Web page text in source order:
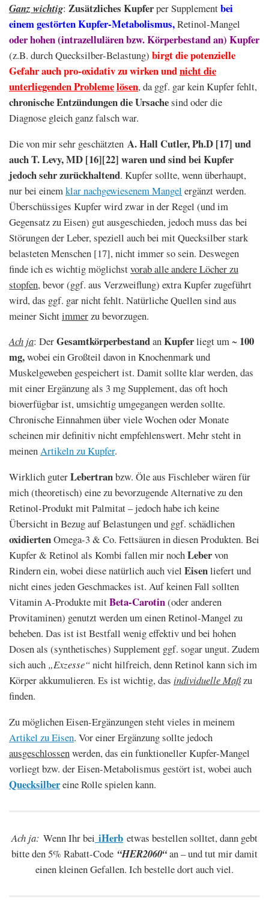
Ganz wichtig: Zusätzliches Kupferper Supplementbei
einem gestörten Kupfer-Metabolismus,Retinol-Mangel
oder hohen (intrazellulären bzw. Körperbestand an) Kupfer
(z.B. durch Quecksilber-Belastung) birgt die potenzielle
Gefahr auch pro-oxidativ zu wirken undnicht die
unterliegenden Problemelösen, da ggf. gar kein Kupfer fehlt,
chronische Entzündungen die Ursachesind oder die
Diagnose gleich ganz falsch war.
Die von mir sehr geschätzten A. Hall Cutler, Ph.D [17] und
auch T. Levy, MD [16][22] waren und sind bei Kupfer
jedoch sehr zurückhaltend. Kupfer sollte, wenn überhaupt,
nur bei einemklar nachgewiesenem Mangel ergänzt werden.
Überschüssiges Kupfer wird zwar in der Regel (und im
Gegensatz zu Eisen) gut ausgeschieden, jedoch muss das bei
Störungen der Leber, speziell auch bei mit Quecksilber stark
belasteten Menschen [17], nicht immer so sein. Deswegen
finde ich es wichtig möglichstvorab alle andere Löcher zu
stopfen, bevor (ggf. aus Verzweiflung) extra Kupfer zugeführt
wird, das ggf. gar nicht fehlt. Natürliche Quellen sind aus
meiner Sichtimmerzu bevorzugen.
Ach ja: DerGesamtkörperbestandanKupferliegt um ~ 100
mg,wobei ein Großteil davon in Knochenmark und
Muskelgeweben gespeichert ist. Damit sollte klar werden, das
mit einer Ergänzung als 3 mg Supplement, das oft hoch
bioverfügbar ist, umsichtig umgegangen werden sollte.
Chronische Einnahmen über viele Wochen oder Monate
scheinen mir definitiv nicht empfehlenswert. Mehr steht in
meinenArtikeln zu Kupfer.
Wirklich guterLebertranbzw. Öle aus Fischleber wären für
mich (theoretisch) eine zu bevorzugende Alternative zu den
Retinol-Produkt mit Palmitat – jedoch habe ich keine
Übersicht in Bezug auf Belastungen und ggf. schädlichen
oxidiertenOmega-3 & Co. Fettsäuren in diesen Produkten. Bei
Kupfer & Retinol als Kombi fallen mir nochLebervon
Rindern ein, wobei diese natürlich auch viel Eisenliefert und
nicht eines jeden Geschmackes ist. Auf keinen Fall sollten
Vitamin A-Produkte mitBeta-Carotin(oder anderen
Provitaminen) genutzt werden um einen Retinol-Mangel zu
beheben. Das ist ist Bestfall wenig effektiv und bei hohen
Dosen als (synthetisches) Supplement ggf. sogar ungut. Zudem
sich auch „Exzesse“nicht hilfreich, denn Retinol kann sich im
Körper akkumulieren. Es ist wichtig, das individuelle Maßzu
finden.
Zu möglichen Eisen-Ergänzungen steht vieles in meinem
Artikel zu Eisen. Vor einer Ergänzung sollte jedoch
ausgeschlossenwerden, das ein funktioneller Kupfer-Mangel
vorliegt bzw. der Eisen-Metabolismus gestört ist, wobei auch
Quecksilbereine Rolle spielen kann.
Ach ja: Wenn Ihr bei iHerb etwas bestellen solltet, dann gebt
bitte den 5% Rabatt-Code “HER2060“an – und tut mir damit
einen kleinen Gefallen. Ich bestelle dort auch viel.